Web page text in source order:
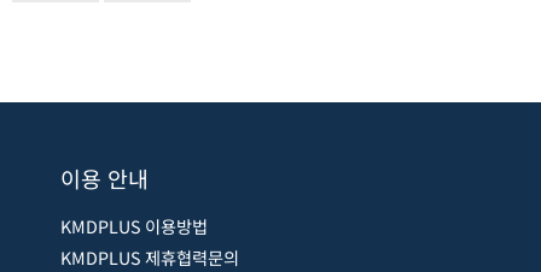
이용 안내
KMDPLUS 이용방법
KMDPLUS 제휴협력문의